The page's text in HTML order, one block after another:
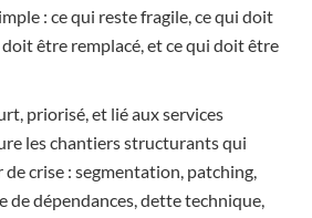
: ce qui reste fragile, ce qui doit
être remplacé, et ce qui doit être
priorisé, et lié aux services
les chantiers structurants qui
crise : segmentation, patching,
de dépendances, dette technique,